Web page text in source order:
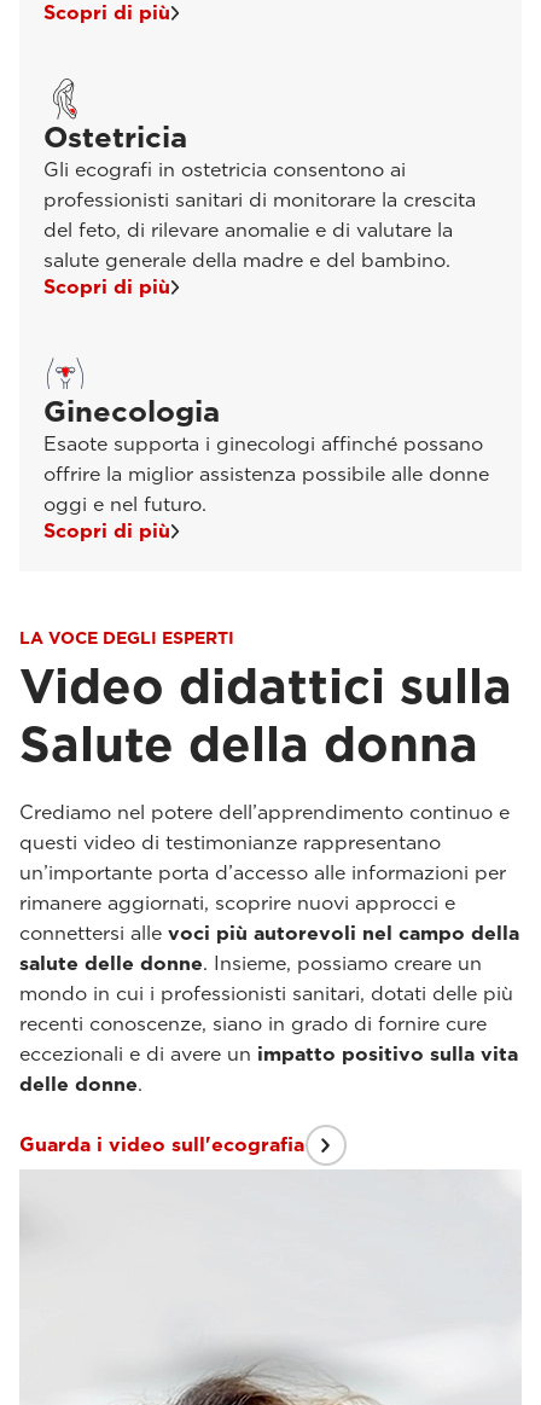
Scopri di più
Ostetricia
Gli ecografi in ostetricia consentono ai
professionisti sanitari di monitorare la crescita
del feto, di rilevare anomalie e di valutare la
salute generale della madre e del bambino.
Scopri di più
Ginecologia
Esaote supporta i ginecologi affinché possano
offrire la miglior assistenza possibile alle donne
oggi e nel futuro.
Scopri di più
LA VOCE DEGLI ESPERTI
Video didattici sulla
Salute della donna
Crediamo nel potere dell’apprendimento continuo e
questi video di testimonianze rappresentano
un’importante porta d’accesso alle informazioni per
rimanere aggiornati, scoprire nuovi approcci e
connettersi alle voci più autorevoli nel campo della
salute delle donne. Insieme, possiamo creare un
mondo in cui i professionisti sanitari, dotati delle più
recenti conoscenze, siano in grado di fornire cure
eccezionali e di avere un impatto positivo sulla vita
delle donne.
Guarda i video sull'ecografia